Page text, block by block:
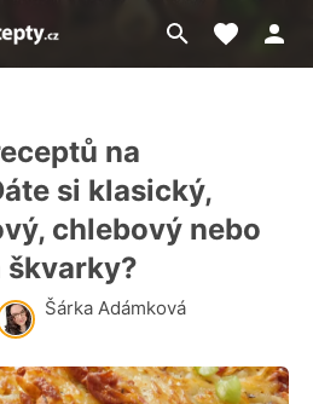
Přejít
na
Moje
na
si klasický,
chlebový nebo
škvarky?
Šárka Adámková